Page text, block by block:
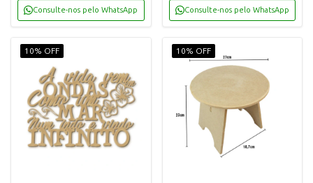
Consulte-nos pelo WhatsApp Consulte-nos pelo WhatsApp
10% OFF 10% OFF